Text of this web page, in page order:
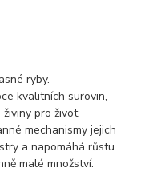
ryby.
kvalitních surovin,
pro život,
mechanismy jejich
a napomáhá růstu.
malé množství.